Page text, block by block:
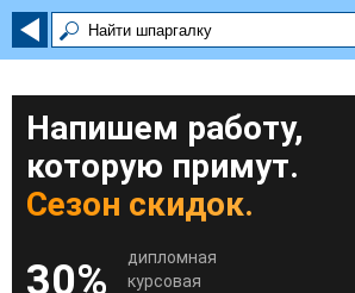
Напишем работу,
которую примут.
Сезон скидок.
30%
дипломная
курсовая